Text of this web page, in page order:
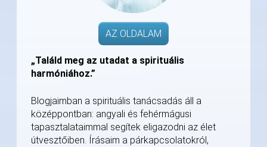
AZ OLDALAM
„Találd meg az utadat a spirituális
harmóniához.”
Blogjaimban a spirituális tanácsadás áll a
középpontban: angyali és fehérmágusi
tapasztalataimmal segítek eligazodni az élet
útvesztőiben. Írásaim a párkapcsolatokról,